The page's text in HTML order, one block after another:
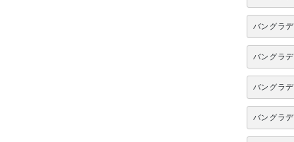
バングラ
バングラ
バングラ
バングラ